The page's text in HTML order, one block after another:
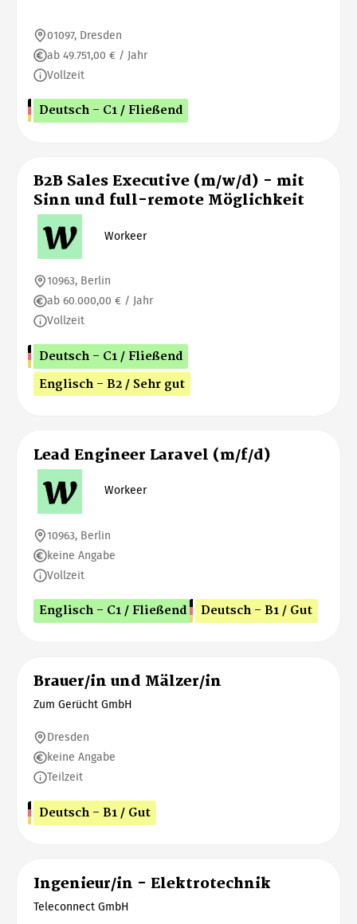
01097, Dresden
ab 49.751,00 € / Jahr
Vollzeit
Deutsch - C1 / Fließend
B2B Sales Executive (m/w/d) - mit
Sinn und full-remote Möglichkeit
Workeer
10963, Berlin
ab 60.000,00 € / Jahr
Vollzeit
Deutsch - C1 / Fließend
Englisch - B2 / Sehr gut
Lead Engineer Laravel (m/f/d)
Workeer
10963, Berlin
keine Angabe
Vollzeit
Englisch - C1 / Fließend Deutsch - B1 / Gut
Brauer/in und Mälzer/in
Zum Gerücht GmbH
Dresden
keine Angabe
Teilzeit
Deutsch - B1 / Gut
Ingenieur/in - Elektrotechnik
Teleconnect GmbH